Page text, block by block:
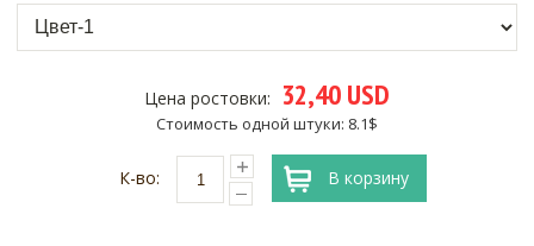
Цена ростовки: 32,40 USD
Стоимость одной штуки: 8.1$
К-во: В корзину